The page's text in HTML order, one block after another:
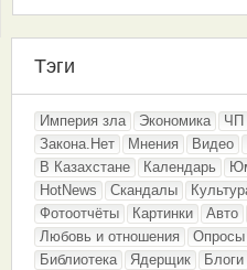
Тэги
Империя зла Экономика ЧП
Закона.Нет
Мнения Видео
В Казахстане
Календарь
HotNews
Скандалы
Фотоотчёты
Картинки Авто
Любовь и отношения
Опросы
Библиотека
Ядерщик Блоги